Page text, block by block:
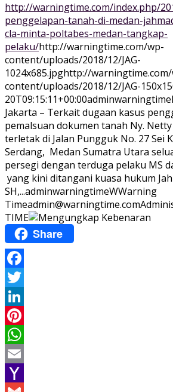
http://warningtime.com/index.php/
penggelapan-tanah-di-medan-
cla-minta-poltabes-medan-tangkap-
pelaku/http://warningtime.com/wp-
content/uploads/2018/12/JAG-
1024x685.jpghttp://
content/uploads/2018/12/JAG-
20T09:15:11+00:00adminwarningtime
Jakarta – Terkait dugaan kasus
pemalsuan dokumen tanah Ny.
terletak di Jalan Pungguk No. 27 Sei
Serdang, Medan Sumatra Utara
persegi dengan terduga pelaku MS
yang kini ditangani kuasa hukum
SH,...adminwarningtimeWWarning
Timeadmin@warningtime.com
TIME
Share
Facebook
Twitter
LinkedIn
Pinterest
WhatsApp
Email